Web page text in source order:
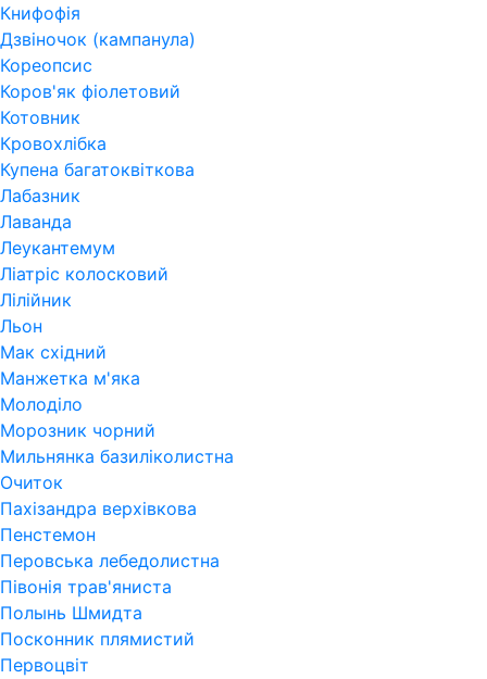
Книфофія
Дзвіночок (кампанула)
Кореопсис
Коров'як фіолетовий
Котовник
Кровохлібка
Купена багатоквіткова
Лабазник
Лаванда
Леукантемум
Ліатріс колосковий
Лілійник
Льон
Мак східний
Манжетка м'яка
Молоділо
Морозник чорний
Мильнянка базиліколистна
Очиток
Пахізандра верхівкова
Пенстемон
Перовська лебедолистна
Півонія трав'яниста
Полынь Шмидта
Посконник плямистий
Первоцвіт